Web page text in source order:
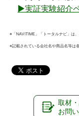
▶実証実験紹介
※「NAVITIME」「トータルナビ」は
※記載されている会社名や商品名等は
取材
お問